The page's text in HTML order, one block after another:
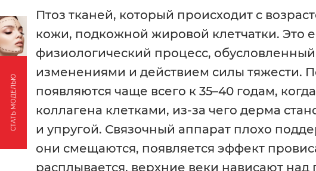
СТАТЬ МОДЕЛЬЮ
Птоз тканей, который происходит с
кожи, подкожной жировой клетчатки. Это
физиологический процесс,
изменениями и действием силы тяжести.
появляются чаще всего к 35–40 годам,
коллагена клетками, из-за чего дерма
и упругой. Связочный аппарат плохо
они смещаются, появляется эффект
расплывается, верхние веки нависают над